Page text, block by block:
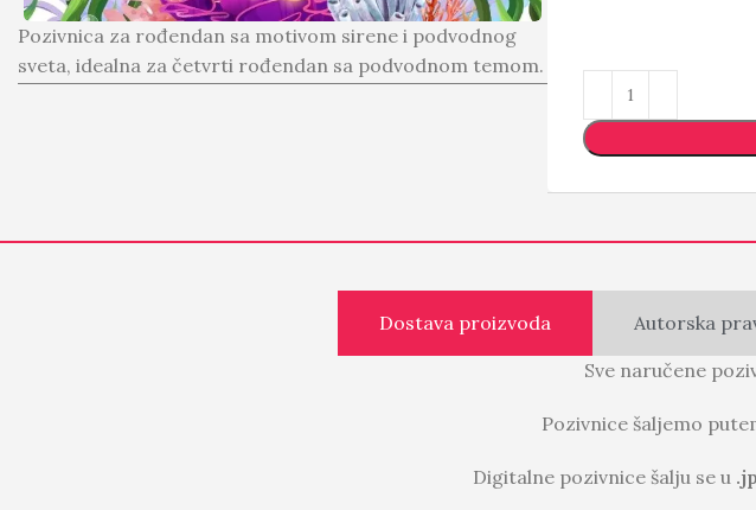
Pozivnica za rođendan sa motivom sirene i podvodnog
sveta, idealna za četvrti rođendan sa podvodnom temom.
Dostava proizvoda Autorska
Sve naručene
Pozivnice šaljemo
Digitalne pozivnice šalju se u